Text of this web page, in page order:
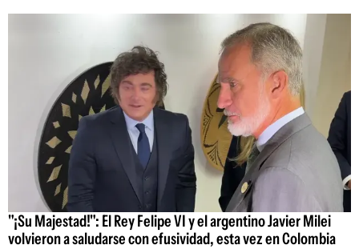
"¡Su Majestad!": El Rey Felipe VI y el argentino Javier Milei
volvieron a saludarse con efusividad, esta vez en Colombia